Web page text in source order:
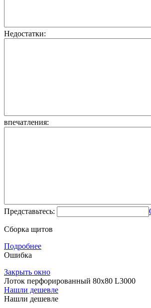
Недостатки:
впечатления:
Представьтесь:
Сборка щитов
Подробнее
Ошибка
Закрыть окно
Лоток перфорированный 80х80 L3000
Нашли дешевле
Нашли дешевле